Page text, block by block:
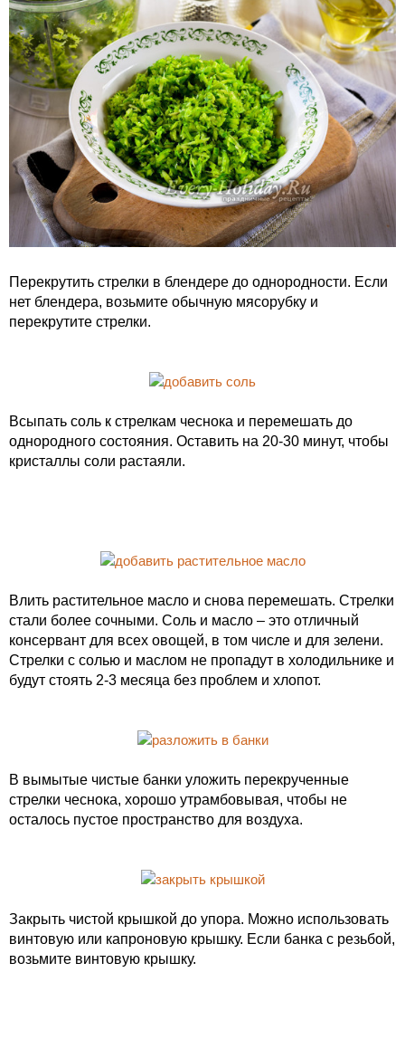
Перекрутить стрелки в блендере до однородности. Если
нет блендера, возьмите обычную мясорубку и
перекрутите стрелки.
Всыпать соль к стрелкам чеснока и перемешать до
однородного состояния. Оставить на 20-30 минут, чтобы
кристаллы соли растаяли.
Влить растительное масло и снова перемешать. Стрелки
стали более сочными. Соль и масло – это отличный
консервант для всех овощей, в том числе и для зелени.
Стрелки с солью и маслом не пропадут в холодильнике и
будут стоять 2-3 месяца без проблем и хлопот.
В вымытые чистые банки уложить перекрученные
стрелки чеснока, хорошо утрамбовывая, чтобы не
осталось пустое пространство для воздуха.
Закрыть чистой крышкой до упора. Можно использовать
винтовую или капроновую крышку. Если банка с резьбой,
возьмите винтовую крышку.